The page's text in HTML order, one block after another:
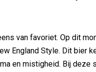
van favoriet. Op dit
England Style. Dit bier
en mistigheid. Bij deze